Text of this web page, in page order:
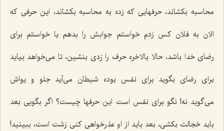
محاسبه بکشاند، حرفهایی که زده به محاسبه بکشاند، این حرفی که
الان به فلان کس زدم خواستم جوابش را بدهم یا خواستم برای
رضای خدا باشد، حالا بالاخره حرف را زدی بنشین، تا می‌خواهد بیاید
برای رضای بگوید برای نفس بوده شیطان می‌آید جلو و یواش
می‌گوید نه! نگو برای نفس است این حرفها چیست؟ اگر بگویی بعد
باید خجالت بکشی، بعد باید از او عذرخواهی کنی زشت است، ببینید!